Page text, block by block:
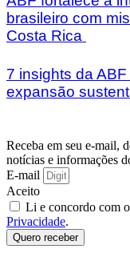
brasileiro com
Costa Rica
7 insights da
expansão
Receba em seu e-mail,
notícias e informações
E-mail
Aceito
Li e concordo com
Privacidade.
Quero receber